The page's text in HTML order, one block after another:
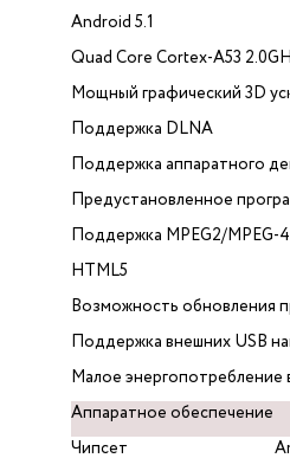
Android 5.1
Quad Core Cortex-A53
Мощный графический 3D
Поддержка DLNA
Поддержка аппаратного
Предустановленное
Поддержка MPEG2/MPEG-
HTML5
Возможность обновления
Поддержка внешних USB
Малое
Аппаратное обеспечение
Чипсет